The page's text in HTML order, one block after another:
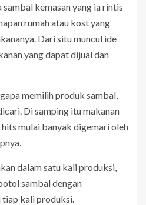
kemasan yang ia rintis
rumah atau kost yang
Dari situ muncul ide
yang dapat dijual dan
memilih produk sambal,
Di samping itu makanan
mulai banyak digemari oleh
dalam satu kali produksi,
sambal dengan
kali produksi.